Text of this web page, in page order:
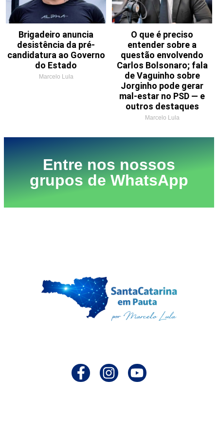
Brigadeiro anuncia
desistência da pré-
candidatura ao Governo
do Estado
Marcelo Lula
O que é preciso
entender sobre a
questão envolvendo
Carlos Bolsonaro; fala
de Vaguinho sobre
Jorginho pode gerar
mal-estar no PSD — e
outros destaques
Marcelo Lula
Entre nos nossos
grupos de WhatsApp